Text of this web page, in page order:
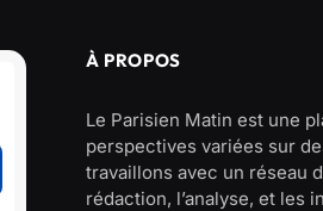
À PROPOS
Le Parisien Matin est une
perspectives variées sur
travaillons avec un réseau
rédaction, l’analyse, et les